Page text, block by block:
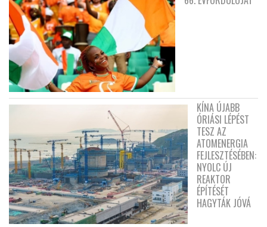
KÍNA ÚJABB
ÓRIÁSI LÉPÉST
TESZ AZ
ATOMENERGIA
FEJLESZTÉSÉBEN:
NYOLC ÚJ
REAKTOR
ÉPÍTÉSÉT
HAGYTÁK JÓVÁ